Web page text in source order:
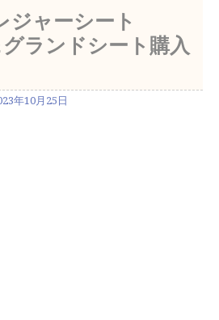
ジャーシート
ランドシート購入
年10月25日